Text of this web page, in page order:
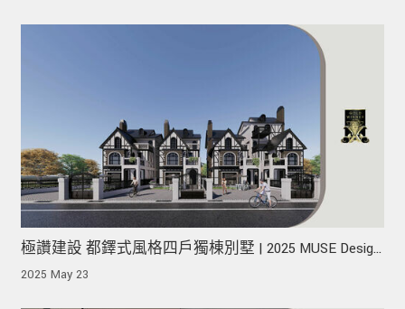
極讚建設 都鐸式風格四戶獨棟別墅 | 2025 MUSE Design
Awards 榮獲金獎！
2025 May 23